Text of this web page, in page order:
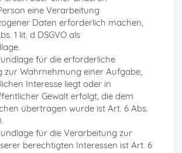
eine Verarbeitung
Daten erforderlich machen,
1 lit. d DSGVO als
für die erforderliche
zur Wahrnehmung einer Aufgabe,
Interesse liegt oder in
Gewalt erfolgt, die dem
übertragen wurde ist Art. 6 Abs.
für die Verarbeitung zur
berechtigten Interessen ist Art. 6